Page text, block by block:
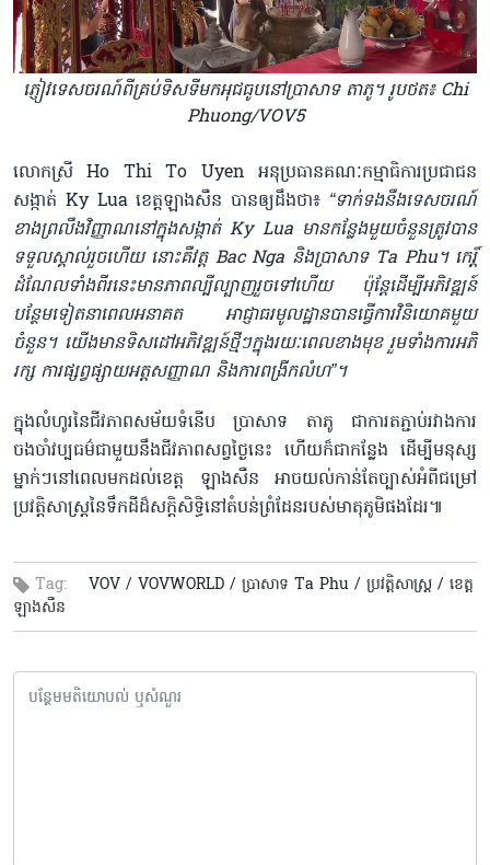
ភ្ញៀវទេសចរណ៍​ពី​គ្រប់ទិសទីមក​អុជធូបនៅប្រាសាទ តាភូ។ រូបថត៖ Chi
Phuong/VOV5
លោកស្រី Ho Thi To Uyen អនុប្រធានគណៈកម្មាធិការប្រជាជន
សង្កាត់ Ky Lua ខេត្តឡាងសឺន បានឲ្យដឹងថា៖ “ទាក់ទងនឹងទេសចរណ៍
ខាងព្រលឹងវិញ្ញាណនៅក្នុងសង្កាត់ Ky Lua មានកន្លែងមួយចំនួនត្រូវបាន
ទទួលស្គាល់រួចហើយ នោះគឺវត្ត Bac Nga និងប្រាសាទ Ta Phu។ កេរ្តិ៍
ដំណែលទាំងពីរនេះមានភាពល្បីល្បាញរួចទៅហើយ ប៉ុន្តែដើម្បីអភិវឌ្ឍន៍
បន្ថែមទៀតនាពេលអនាគត អាជ្ញាធរមូលដ្ឋានបានធ្វើការវិនិយោគមួយ
ចំនួន។ យើងមានទិសដៅអភិវឌ្ឍន៍ថ្មីៗក្នុងរយៈពេលខាងមុខ រួមទាំងការអភិ
រក្ស ការផ្សព្វផ្សាយអត្តសញ្ញាណ និងការពង្រីកលំហ”។
ក្នុងលំហូរនៃជីវភាពសម័យទំនើប ប្រាសាទ តាភូ ជាការតភ្ជាប់រវាងការ
ចងចាំវប្បធម៌ជាមួយនឹងជីវភាពសព្វថ្ងៃនេះ ហើយក៏ជាកន្លែង ដើម្បីមនុស្ស
ម្នាក់ៗនៅពេលមកដល់ខេត្ត ឡាងសឺន អាចយល់កាន់តែច្បាស់អំពីជម្រៅ
ប្រវត្តិសាស្ត្រនៃទឹកដីដ៏សក្តិសិទ្ធិនៅតំបន់ព្រំដែនរបស់មាតុភូមិផងដែរ៕
Tag: VOV / VOVWORLD / ប្រាសាទ Ta Phu / ប្រវត្តិសាស្ត្រ​ / ខេត្ត​
ឡាងសឺន